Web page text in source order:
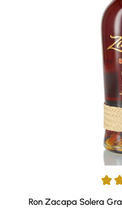
Durchschnittliche
Ron Zacapa Solera